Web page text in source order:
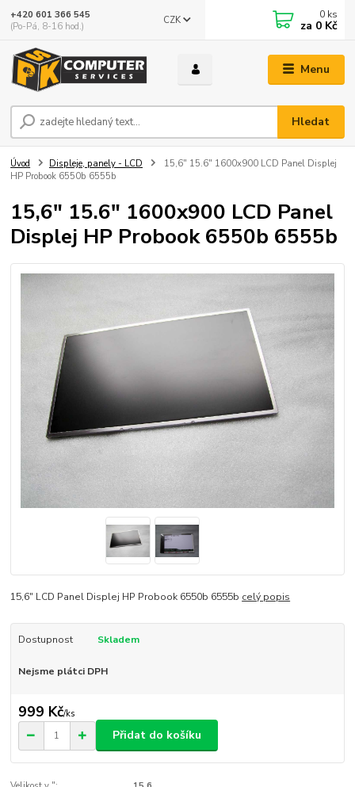
Menu
CZK
Hledat
+420 601 366 545
(Po-Pá, 8-16 hod.)
0 ks
za 0 Kč
Úvod Displeje, panely - LCD
15,6" 15.6" 1600x900 LCD Panel Displej
HP Probook 6550b 6555b
15,6" 15.6" 1600x900 LCD Panel
Displej HP Probook 6550b 6555b
15,6" LCD Panel Displej HP Probook 6550b 6555b celý popis
Dostupnost Skladem
Nejsme plátci DPH
999 Kč/ks
Přidat do košíku